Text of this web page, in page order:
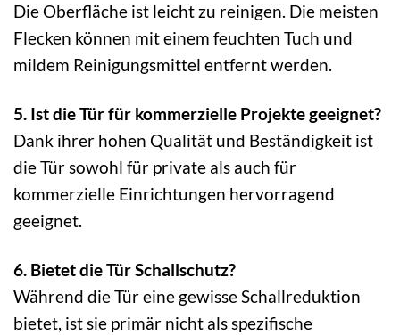
Die Oberfläche ist leicht zu reinigen. Die meisten
Flecken können mit einem feuchten Tuch und
mildem Reinigungsmittel entfernt werden.
5. Ist die Tür für kommerzielle Projekte geeignet?
Dank ihrer hohen Qualität und Beständigkeit ist
die Tür sowohl für private als auch für
kommerzielle Einrichtungen hervorragend
geeignet.
6. Bietet die Tür Schallschutz?
Während die Tür eine gewisse Schallreduktion
bietet, ist sie primär nicht als spezifische